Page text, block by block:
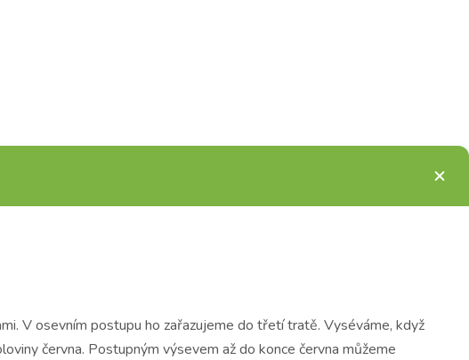
V osevním postupu ho zařazujeme do třetí tratě. Vyséváme, když
června. Postupným výsevem až do konce června můžeme